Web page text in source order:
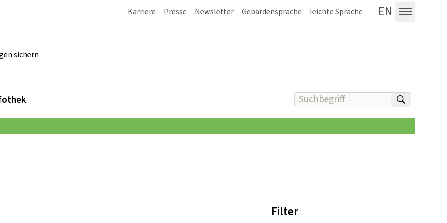
sichern
Karriere Presse Newsletter Gebärdensprache leichte Sprache EN
Menü
Suchbegriff(e) eingeben
Filter